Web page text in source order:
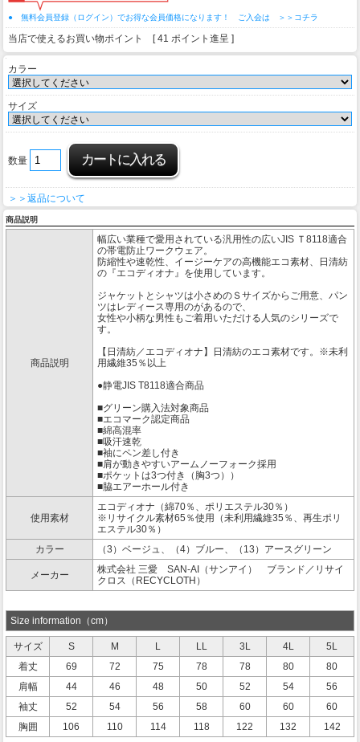
● 無料会員登録（ログイン）でお得な会員価格になります！ ご入会は ＞＞コチラ
当店で使えるお買い物ポイント [ 41 ポイント進呈 ]
カラー
サイズ
数量
＞＞返品について
商品説明
商品説明
幅広い業種で愛用されている汎用性の広いJIS Ｔ8118適合
の帯電防止ワークウェア。
防縮性や速乾性、イージーケアの高機能エコ素材、日清紡
の『エコディオナ』を使用しています。
ジャケットとシャツは小さめのＳサイズからご用意、パン
ツはレディース専用のがあるので、
女性や小柄な男性もご着用いただける人気のシリーズで
す。
【日清紡／エコディオナ】日清紡のエコ素材です。※未利
用繊維35％以上
●静電JIS T8118適合商品
■グリーン購入法対象商品
■エコマーク認定商品
■綿高混率
■吸汗速乾
■袖にペン差し付き
■肩が動きやすいアームノーフォーク採用
■ポケットは3つ付き（胸3つ））
■脇エアーホール付き
使用素材
エコディオナ（綿70％、ポリエステル30％）
※リサイクル素材65％使用（未利用繊維35％、再生ポリ
エステル30％）
カラー
（3）ベージュ、（4）ブルー、（13）アースグリーン
メーカー
株式会社 三愛 SAN-AI（サンアイ） ブランド／リサイ
クロス（RECYCLOTH）
Size information（cm）
サイズ S M L LL 3L 4L
5L
着丈
69 72 75 78 78 80
80
肩幅
44 46 48 50 52 54
56
袖丈
52 54 56 58 60 60
60
胸囲
106 110 114 118 122 132 142